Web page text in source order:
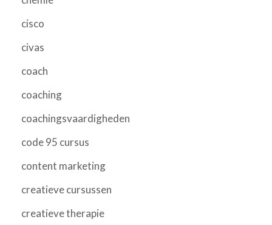
cisco
civas
coach
coaching
coachingsvaardigheden
code 95 cursus
content marketing
creatieve cursussen
creatieve therapie